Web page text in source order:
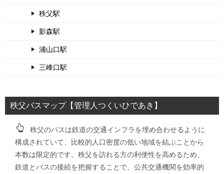
秩父駅
影森駅
浦山口駅
三峰口駅
秩父バスマップ【管理人つくいひであき】
秩父のバスは鉄道の交通インフラを埋め合わせるように
構成されていて、比較的人口密度の低い地域を結ぶことから
本数は限定的です。秩父を訪れる方の利便性を高めるため、
鉄道とバスの接続を把握することで、公共交通機関を効率的